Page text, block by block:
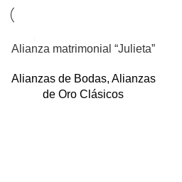
Alianza matrimonial “Julieta”
Alianzas de Bodas, Alianzas
de Oro Clásicos